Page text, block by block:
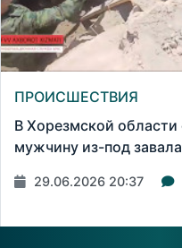
ПРОИСШЕСТВИЯ
В Хорезмской
мужчину из-под завала
29.06.2026 20:37